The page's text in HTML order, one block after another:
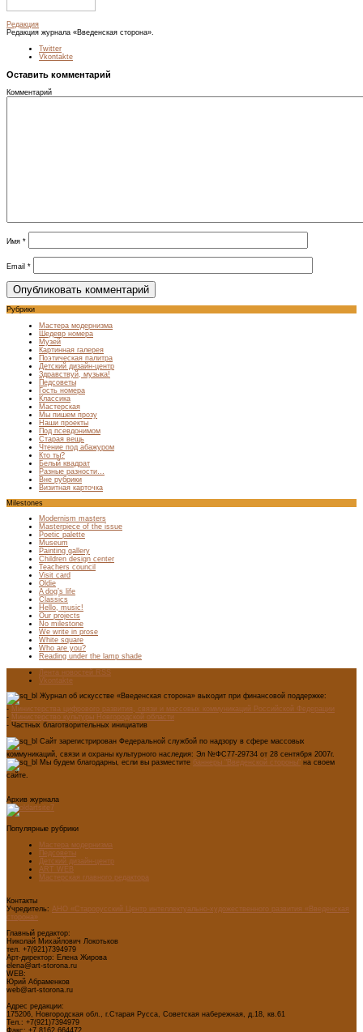
Редакция
Редакция журнала «Введенская сторона».
Twitter
Vkontakte
Оставить комментарий
Комментарий
Имя *
Email *
Рубрики
Мастера модернизма
Шедевр номера
Музей
Картинная галерея
Поэтическая палитра
Детский дизайн-центр
Здравствуй, музыка!
Педсоветы
Гость номера
Классика
Мастерская
Мы пишем прозу
Наши проекты
Под псевдонимом
Старая вещь
Чтение под абажуром
Кто ты?
Белый квадрат
Разные разности…
Вне рубрики
Визитная карточка
Milestones
Modernism masters
Masterpiece of the issue
Poetic palette
Museum
Painting gallery
Children design center
Teachers council
Visit card
Oldie
A dog’s life
Classics
Hello, music!
Our projects
No milestone
We write in prose
White square
Who are you?
Reading under the lamp shade
Лента новостей RSS
Vkontakte
Журнал об искусстве «Введенская сторона» выходит при финансовой поддержке:
- Министерства цифрового развития, связи и массовых коммуникаций Российской Федерации
- Министерство культуры Новгородской области
- Частных благотворительных инициатив
Сайт зарегистрирован Федеральной службой по надзору в сфере массовых
коммуникаций, связи и охраны культурного наследия: Эл №ФС77-29734 от 28 сентября 2007г.
Мы будем благодарны, если вы разместите баннеры "Введенской стороны" на своем
сайте.
Архив журнала
Популярные рубрики
Мастера модернизма
Педсоветы
Детский дизайн-центр
ART WEB
Мастерская главного редактора
Контакты
Учредитель: АНО «Старорусский Центр интеллектуально-художественного развития «Введенская
сторона»
Главный редактор:
Николай Михайлович Локотьков
тел. +7(921)7394979
Арт-директор: Елена Жирова
elena@art-storona.ru
WEB:
Юрий Абраменков
web@art-storona.ru
Адрес редакции:
175206, Новгородская обл., г.Старая Русса, Советская набережная, д.18, кв.61
Тел.: +7(921)7394979
Факс: +7 8162 664472